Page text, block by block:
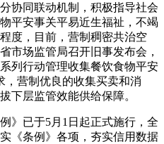
协同联动机制，积极指导社会
平安事关平易近生福祉，不竭
度，目前，营制稠密共治空
市场监管局召开旧事发布会，
列行动管理收集餐饮食物平安
，营制优良的收集买卖和消
下层监管效能供给保障。
已于5月1日起正式施行，全
《条例》各项，夯实信用数据